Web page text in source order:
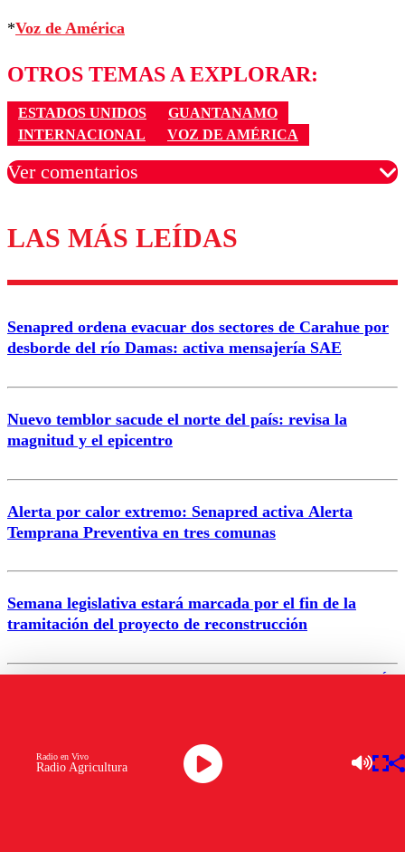
*Voz de América
OTROS TEMAS A EXPLORAR:
ESTADOS UNIDOS
GUANTANAMO
INTERNACIONAL
VOZ DE AMÉRICA
Ver comentarios
Los comentarios son moderados para garantizar un
diálogo respetuoso.
Correo
LAS MÁS LEÍDAS
Senapred ordena evacuar dos sectores de Carahue por
desborde del río Damas: activa mensajería SAE
Nuevo temblor sacude el norte del país: revisa la
magnitud y el epicentro
Alerta por calor extremo: Senapred activa Alerta
Temprana Preventiva en tres comunas
Semana legislativa estará marcada por el fin de la
tramitación del proyecto de reconstrucción
VER MÁS
INTERNACIONAL
Radio Agricultura
Radio en Vivo